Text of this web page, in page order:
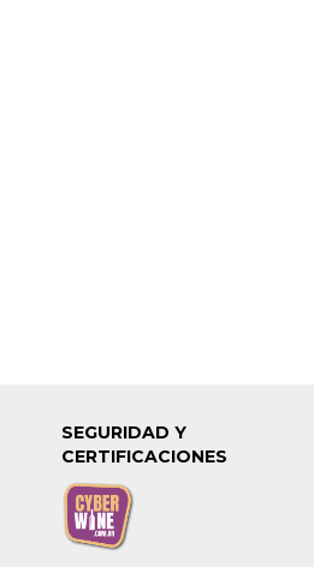
SEGURIDAD Y
CERTIFICACIONES